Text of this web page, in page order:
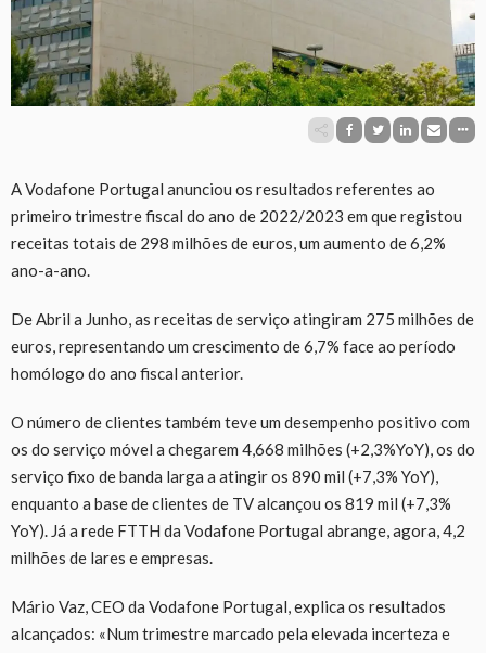
A Vodafone Portugal anunciou os resultados referentes ao
primeiro trimestre fiscal do ano de 2022/2023 em que registou
receitas totais de 298 milhões de euros, um aumento de 6,2%
ano-a-ano.
De Abril a Junho, as receitas de serviço atingiram 275 milhões de
euros, representando um crescimento de 6,7% face ao período
homólogo do ano fiscal anterior.
O número de clientes também teve um desempenho positivo com
os do serviço móvel a chegarem 4,668 milhões (+2,3%YoY), os do
serviço fixo de banda larga a atingir os 890 mil (+7,3% YoY),
enquanto a base de clientes de TV alcançou os 819 mil (+7,3%
YoY). Já a rede FTTH da Vodafone Portugal abrange, agora, 4,2
milhões de lares e empresas.
Mário Vaz, CEO da Vodafone Portugal, explica os resultados
alcançados: «Num trimestre marcado pela elevada incerteza e